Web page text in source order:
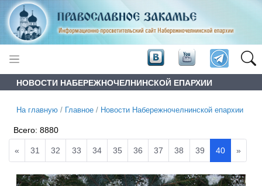
НОВОСТИ НАБЕРЕЖНОЧЕЛНИНСКОЙ ЕПАРХИИ
На главную / Главное / Новости Набережночелнинской епархии
Всего:8880
« 31 32 33 34 35 36 37 38 39 40 »